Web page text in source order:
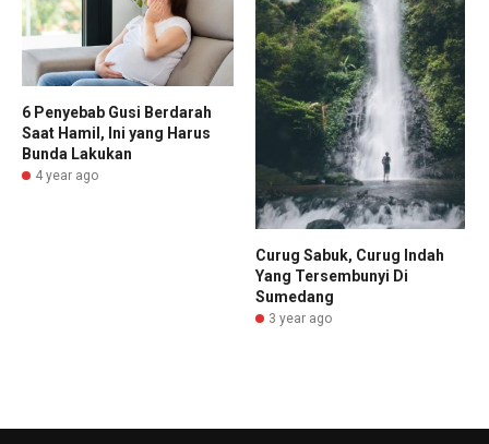
6 Penyebab Gusi Berdarah
Saat Hamil, Ini yang Harus
Bunda Lakukan
4 year ago
Curug Sabuk, Curug Indah
Yang Tersembunyi Di
Sumedang
3 year ago